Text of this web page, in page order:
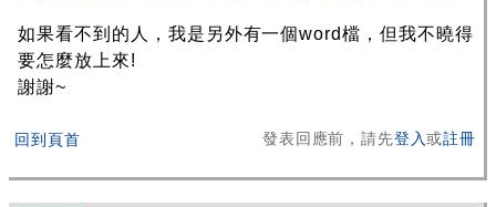
如果看不到的人，我是另外有一個word檔，但我不曉得
要怎麼放上來!
謝謝~
回到頁首 發表回應前，請先登入或註冊